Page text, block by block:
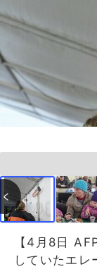
【4月8日
していたエレ